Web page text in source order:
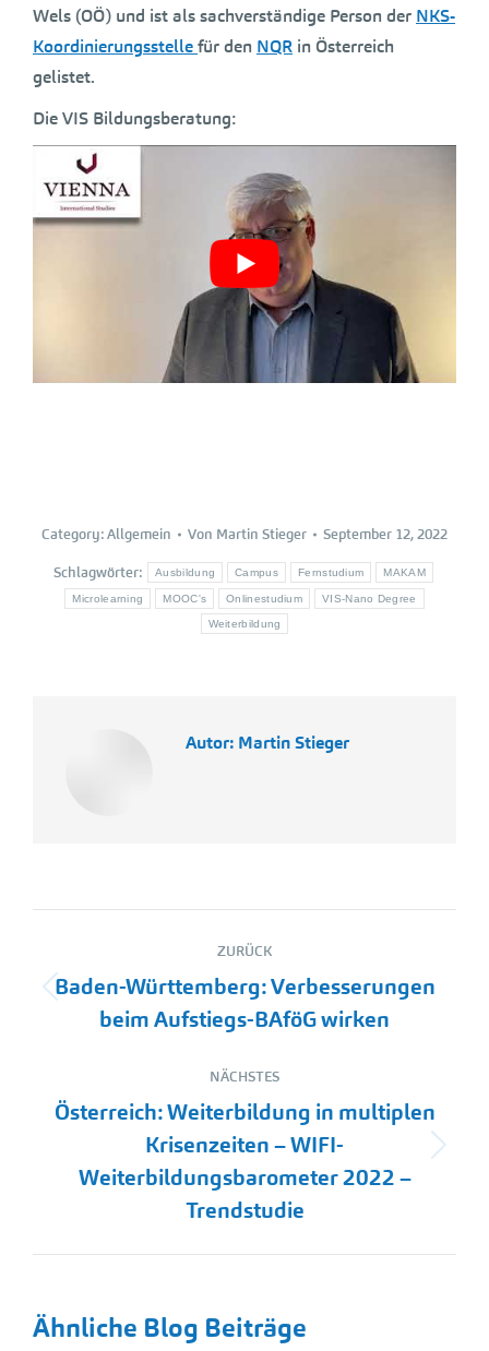
Wels (OÖ) und ist als sachverständige Person der NKS-
Koordinierungsstellefür den NQR in Österreich
gelistet.
Die VIS Bildungsberatung:
Category:Allgemein Von Martin Stieger September 12, 2022
Schlagwörter: Ausbildung Campus Fernstudium MAKAM
Microlearning MOOC's Onlinestudium VIS-Nano Degree
Weiterbildung
Autor: Martin Stieger
Kommentarnavigation
ZURÜCK
Vorheriger
Beitrag:
Baden-Württemberg: Verbesserungen
beim Aufstiegs-BAföG wirken
NÄCHSTES
Nächster
Beitrag:
Österreich: Weiterbildung in multiplen
Krisenzeiten – WIFI-
Weiterbildungsbarometer 2022 –
Trendstudie
Ähnliche Blog Beiträge